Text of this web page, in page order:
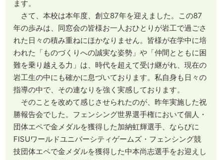
ます。
さて、本校は本年度、創立87年を迎えました。この87
年の歩みは、同窓会の皆様お一人おひとりが岩工で過ごさ
れた日々の積み重ねにほかなりません。皆様が在学中に培
われた「ものづくりへの誠実な姿勢」や「仲間とともに困
難を乗り越える力」は、時代を超えて受け継がれ、現在の
岩工生の中にも確かに息づいております。私自身も日々の
指導の中で、その連なりを強く実感しております。
そのことを改めて感じさせられたのが、昨年実施した祝
勝報告会でした。フェンシング世界選手権において個人・
団体エペで金メダルを獲得した加納虹輝選手、ならびに
FISUワールドユニバーシティゲームズ・フェンシング競
技団体エペで金メダルを獲得した中本尚志選手をお迎えし